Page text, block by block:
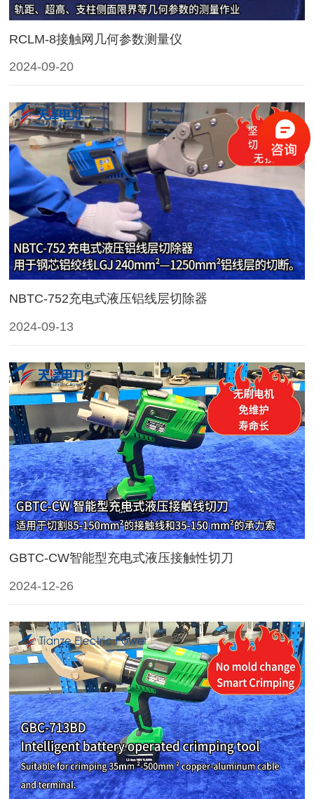
RCLM-8接触网几何参数测量仪
2024-09-20
NBTC-752充电式液压铝线层切除器
2024-09-13
GBTC-CW智能型充电式液压接触性切刀
2024-12-26